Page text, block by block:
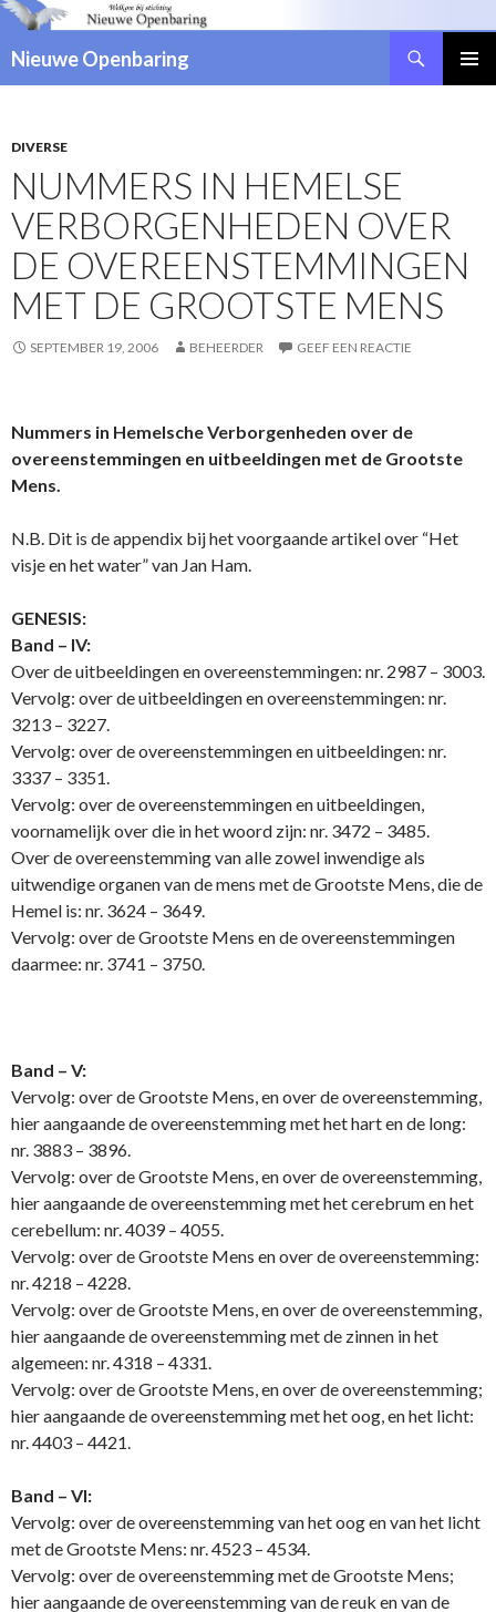
Nieuwe Openbaring
SPRINGEN
DIVERSE
NUMMERS IN HEMELSE
VERBORGENHEDEN OVER
DE OVEREENSTEMMINGEN
MET DE GROOTSTE MENS
SEPTEMBER 19, 2006 BEHEERDER GEEF EEN REACTIE
Nummers in Hemelsche Verborgenheden over de
overeenstemmingen en uitbeeldingen met de Grootste
Mens.
N.B. Dit is de appendix bij het voorgaande artikel over “Het
visje en het water” van Jan Ham.
GENESIS:
Band – IV:
Over de uitbeeldingen en overeenstemmingen: nr. 2987 – 3003.
Vervolg: over de uitbeeldingen en overeenstemmingen: nr.
3213 – 3227.
Vervolg: over de overeenstemmingen en uitbeeldingen: nr.
3337 – 3351.
Vervolg: over de overeenstemmingen en uitbeeldingen,
voornamelijk over die in het woord zijn: nr. 3472 – 3485.
Over de overeenstemming van alle zowel inwendige als
uitwendige organen van de mens met de Grootste Mens, die de
Hemel is: nr. 3624 – 3649.
Vervolg: over de Grootste Mens en de overeenstemmingen
daarmee: nr. 3741 – 3750.
Band – V:
Vervolg: over de Grootste Mens, en over de overeenstemming,
hier aangaande de overeenstemming met het hart en de long:
nr. 3883 – 3896.
Vervolg: over de Grootste Mens, en over de overeenstemming,
hier aangaande de overeenstemming met het cerebrum en het
cerebellum: nr. 4039 – 4055.
Vervolg: over de Grootste Mens en over de overeenstemming:
nr. 4218 – 4228.
Vervolg: over de Grootste Mens, en over de overeenstemming,
hier aangaande de overeenstemming met de zinnen in het
algemeen: nr. 4318 – 4331.
Vervolg: over de Grootste Mens, en over de overeenstemming;
hier aangaande de overeenstemming met het oog, en het licht:
nr. 4403 – 4421.
Band – VI:
Vervolg: over de overeenstemming van het oog en van het licht
met de Grootste Mens: nr. 4523 – 4534.
Vervolg: over de overeenstemming met de Grootste Mens;
hier aangaande de overeenstemming van de reuk en van de